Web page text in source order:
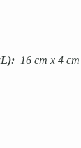
16 cm x 4 cm